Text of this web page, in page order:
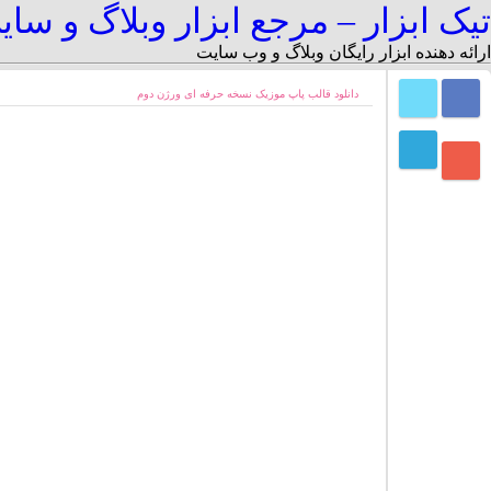
تیک ابزار – مرجع ابزار وبلاگ و
ارائه دهنده ابزار رایگان وبلاگ و وب سایت
دانلود قالب پاپ موزیک نسخه حرفه ای ورژن دوم